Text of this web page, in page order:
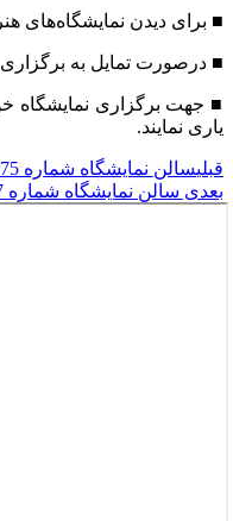
■ برای دیدن نمایشگاه‌های
■ درصورت تمایل به
■ جهت برگزاری نمایشگاه
یاری نمایند.
قبلیسالن نمایشگاه شماره 1075
بعدی سالن نمایشگاه شماره 1077